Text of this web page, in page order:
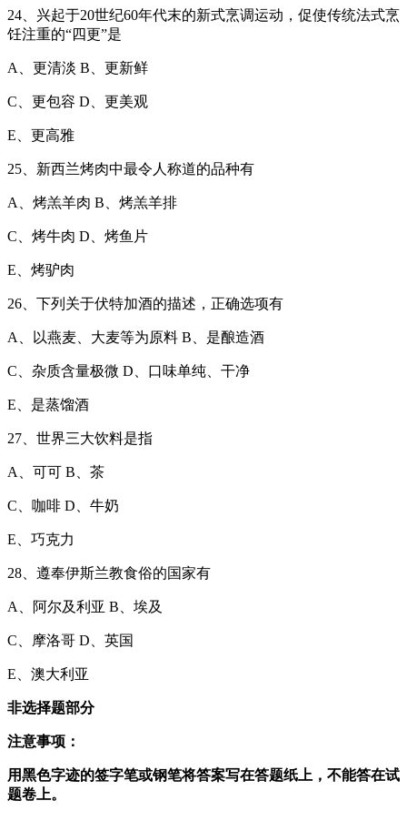
24、兴起于20世纪60年代末的新式烹调运动，促使传统法式烹
饪注重的“四更”是
A、更清淡 B、更新鲜
C、更包容 D、更美观
E、更高雅
25、新西兰烤肉中最令人称道的品种有
A、烤羔羊肉 B、烤羔羊排
C、烤牛肉 D、烤鱼片
E、烤驴肉
26、下列关于伏特加酒的描述，正确选项有
A、以燕麦、大麦等为原料 B、是酿造酒
C、杂质含量极微 D、口味单纯、干净
E、是蒸馏酒
27、世界三大饮料是指
A、可可 B、茶
C、咖啡 D、牛奶
E、巧克力
28、遵奉伊斯兰教食俗的国家有
A、阿尔及利亚 B、埃及
C、摩洛哥 D、英国
E、澳大利亚
非选择题部分
注意事项：
用黑色字迹的签字笔或钢笔将答案写在答题纸上，不能答在试
题卷上。